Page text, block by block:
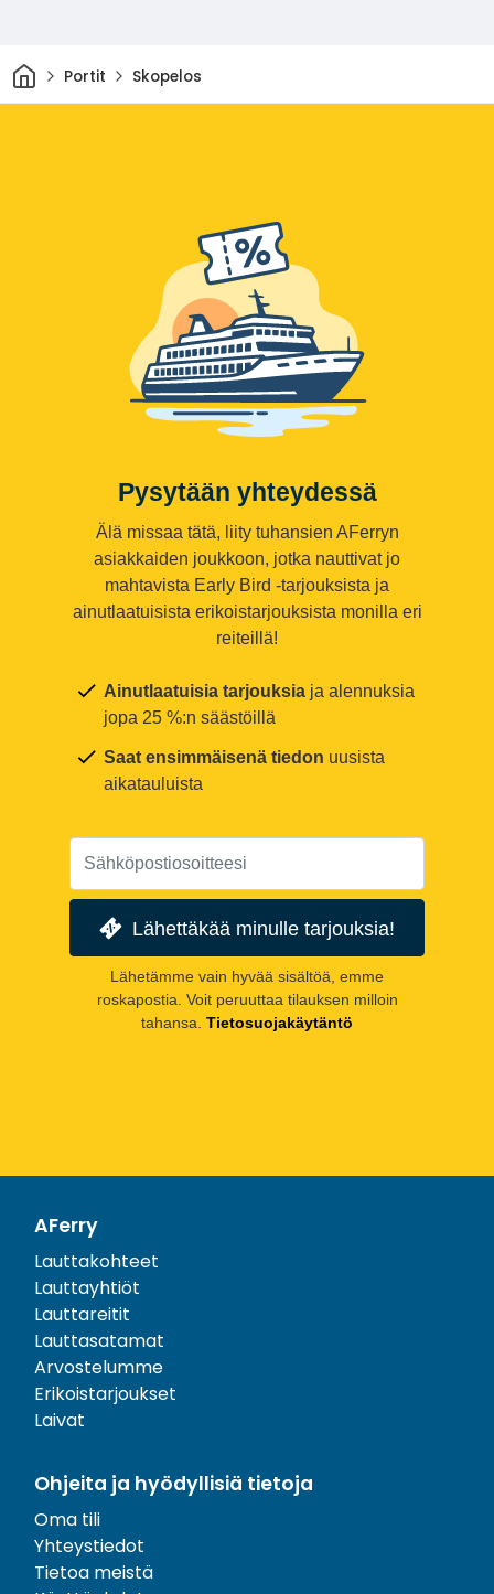
KotiinPortit Skopelos
Pysytään yhteydessä
Älä missaa tätä, liity tuhansien AFerryn
asiakkaiden joukkoon, jotka nauttivat jo
mahtavista Early Bird -tarjouksista ja
ainutlaatuisista erikoistarjouksista monilla eri
reiteillä!
Ainutlaatuisia tarjouksia ja alennuksia
jopa 25 %:n säästöillä
Saat ensimmäisenä tiedon uusista
aikatauluista
Lähettäkää minulle tarjouksia!
Lähetämme vain hyvää sisältöä, emme
roskapostia. Voit peruuttaa tilauksen milloin
tahansa. Tietosuojakäytäntö
AFerry
Lauttakohteet
Lauttayhtiöt
Lauttareitit
Lauttasatamat
Arvostelumme
Erikoistarjoukset
Laivat
Ohjeita ja hyödyllisiä tietoja
Oma tili
Yhteystiedot
Tietoa meistä